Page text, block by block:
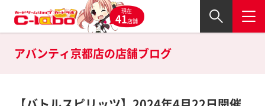
現在
41店舗
アバンティ京都店の店舗ブログ